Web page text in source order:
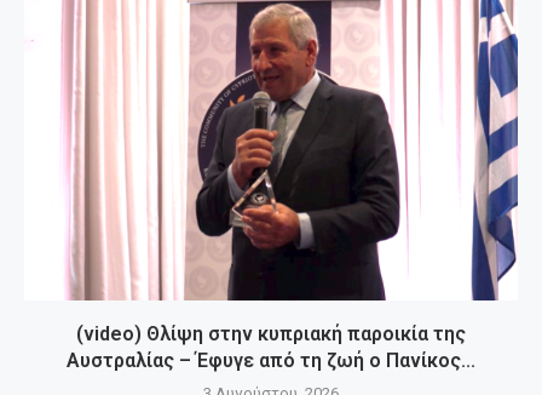
(video) Θλίψη στην κυπριακή παροικία της
Αυστραλίας – Έφυγε από τη ζωή ο Πανίκος...